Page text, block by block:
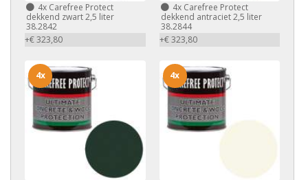
4x Carefree Protect
dekkend zwart 2,5 liter
38.2842
+€ 323,80
4xCarefree Protect
dekkend antraciet 2,5 liter
38.2844
+€ 323,80
4x 4x